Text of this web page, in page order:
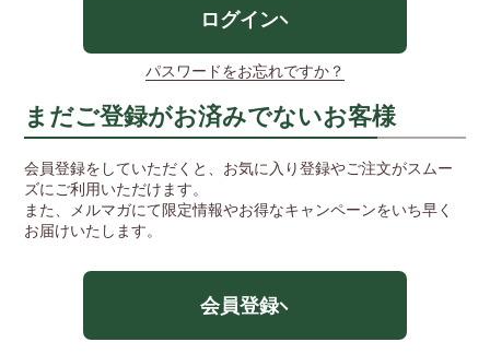
ログイン
パスワードをお忘れですか？
まだご登録がお済みでないお客様
会員登録をしていただくと、お気に入り登録やご注文がスムー
ズにご利用いただけます。
また、メルマガにて限定情報やお得なキャンペーンをいち早く
お届けいたします。
会員登録